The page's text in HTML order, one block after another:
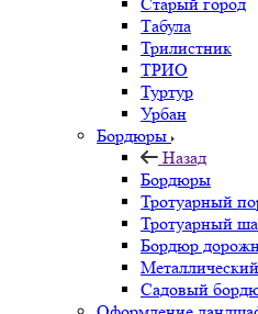
Табула
Трилистник
ТРИО
Туртур
Урбан
Бордюры
Назад
Бордюры
Тротуарный
Тротуарный
Бордюр
Садовый